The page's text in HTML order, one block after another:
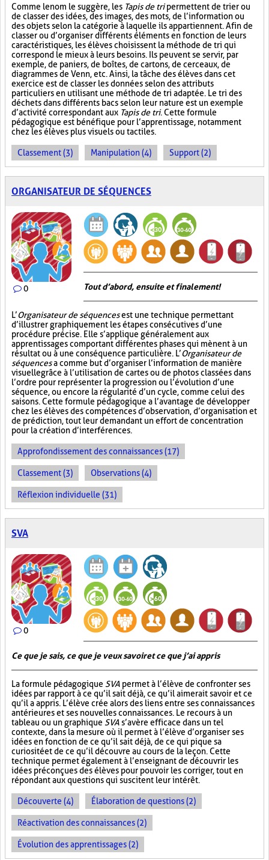
Comme le nom le suggère, les Tapis de tripermettent de trier ou
de classer des idées, des images, des mots, de l’information ou
des objets selon la catégorie à laquelle ils appartiennent. Afin de
classer ou d’organiser différents éléments en fonction de leurs
caractéristiques, les élèves choisissent la méthode de tri qui
correspond le mieux à leurs besoins. Ils peuvent se servir, par
exemple, de paniers, de boîtes, de cartons, de cerceaux, de
diagrammes de Venn, etc. Ainsi, la tâche des élèves dans cet
exercice est de classer les données selon des attributs
particuliers en utilisant une méthode de tri adaptée. Le tri des
déchets dans différents bacs selon leur nature est un exemple
d’activité correspondant aux Tapis de tri. Cette formule
pédagogique est bénéfique pour l’apprentissage, notamment
chez les élèves plus visuels ou tactiles.
Classement (3) Manipulation (4) Support (2)
ORGANISATEUR DE SÉQUENCES
0 Tout d’abord, ensuite et finalement!
L’Organisateur de séquencesest une technique permettant
d’illustrer graphiquement les étapes consécutives d’une
procédure précise. Elle s’applique généralement aux
apprentissages comportant différentes phases qui mènent à un
résultat ou à une conséquence particulière. L’Organisateur de
séquencesa comme but d’organiser l’information de manière
visuellegrâce à l’utilisation de cartes ou de photos classées dans
l’ordre pour représenter la progression ou l’évolution d’une
séquence, ou encore la régularité d’un cycle, comme celui des
saisons. Cette formule pédagogique a l’avantage de développer
chez les élèves des compétences d’observation, d’organisation et
de prédiction, tout leur demandant un effort de concentration
pour la création d’interférences.
Approfondissement des connaissances (17)
Classement (3) Observations (4)
Réflexion individuelle (31)
SVA
0
Ce que je sais, ce que je veux savoir et ce que j’ai appris
La formule pédagogique SVA permet à l’élève de confronter ses
idées par rapport à ce qu’il sait déjà, ce qu’il aimerait savoir et ce
qu’il a appris. L’élève crée alors des liens entre ses connaissances
antérieures et ses nouvelles connaissances. Le recours à un
tableau ou un graphique SVA s’avère efficace dans un tel
contexte, dans la mesure où il permet à l’élève d’organiser ses
idées en fonction de ce qu’il sait déjà, de ce qui pique sa
curiosité et de ce qu’il découvre au cours de la leçon. Cette
technique permet également à l’enseignant de découvrir les
idées préconçues des élèves pour pouvoir les corriger, tout en
répondant aux questions qui suscitent leur intérêt.
Découverte (4) Élaboration de questions (2)
Réactivation des connaissances (2)
Évolution des apprentissages (2)